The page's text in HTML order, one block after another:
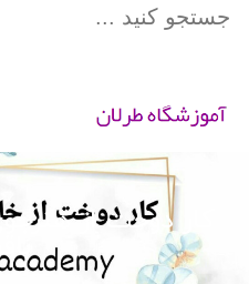
کار دوخت از